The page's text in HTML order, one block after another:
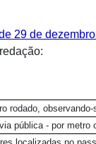
29 de
rodado,
pública - por metro